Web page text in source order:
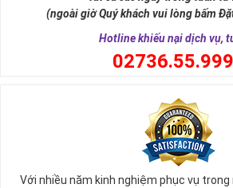
một số mặt hàngsim số đẹpgiá cực rẻ.
đang có nhu cầu mua sim số đẹp và
ưu hãy điểm qua danh sách sim giảm giá
Mỗi đại lý bán sim đều thường có mục
những sim số đang mỏi mòn đợi chủ và
duyên chưa tới nên vẫn chưa tìm thấy
Bạn có thể tùy vào tình hình tài chính
giá trị của sim từ cao đến thấp để dễ bề
(ngoài giờ Quý khách vui lòng bấm
Hotline khiếu nại dịch vụ,
0
Với nhiều năm kinh nghiệm phục vụ